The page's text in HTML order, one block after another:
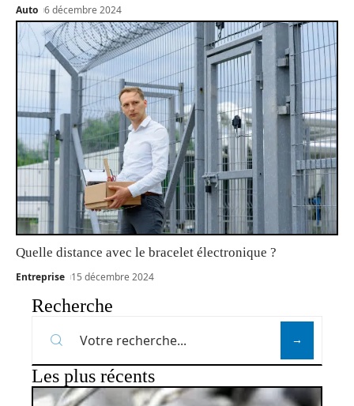
Auto 6 décembre 2024
Quelle distance avec le bracelet électronique ?
Entreprise 15 décembre 2024
Recherche
Les plus récents